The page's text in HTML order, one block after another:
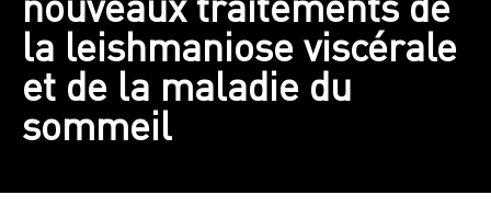
nouveaux traitements de
la leishmaniose viscérale
et de la maladie du
sommeil